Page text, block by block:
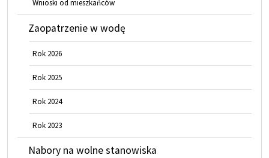
Wnioski od mieszkańców
Zaopatrzenie w wodę
Rok 2026
Rok 2025
Rok 2024
Rok 2023
Nabory na wolne stanowiska